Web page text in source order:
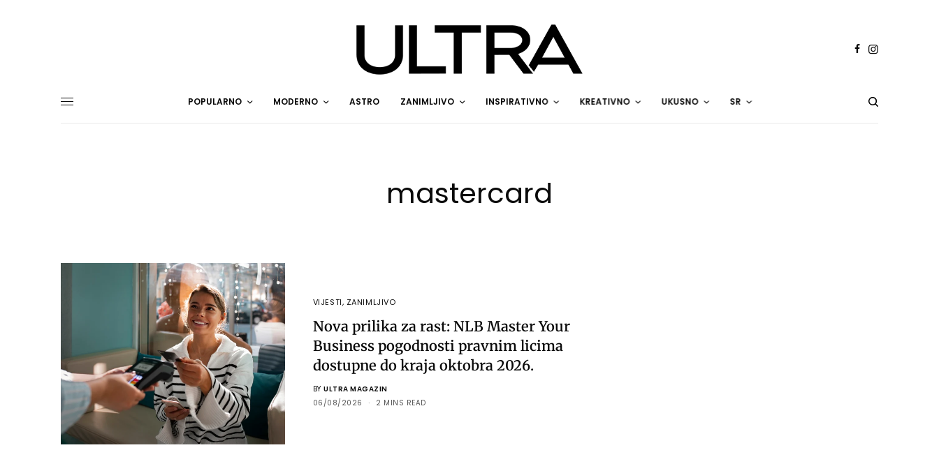
POPULARNO MODERNO ASTRO ZANIMLJIVO INSPIRATIVNO KREATIVNO UKUSNO SR
mastercard
VIJESTI, ZANIMLJIVO
Nova prilika za rast: NLB Master Your
Business pogodnosti pravnim licima
dostupne do kraja oktobra 2026.
BY ULTRA MAGAZIN
06/08/2026
2 MINS READ